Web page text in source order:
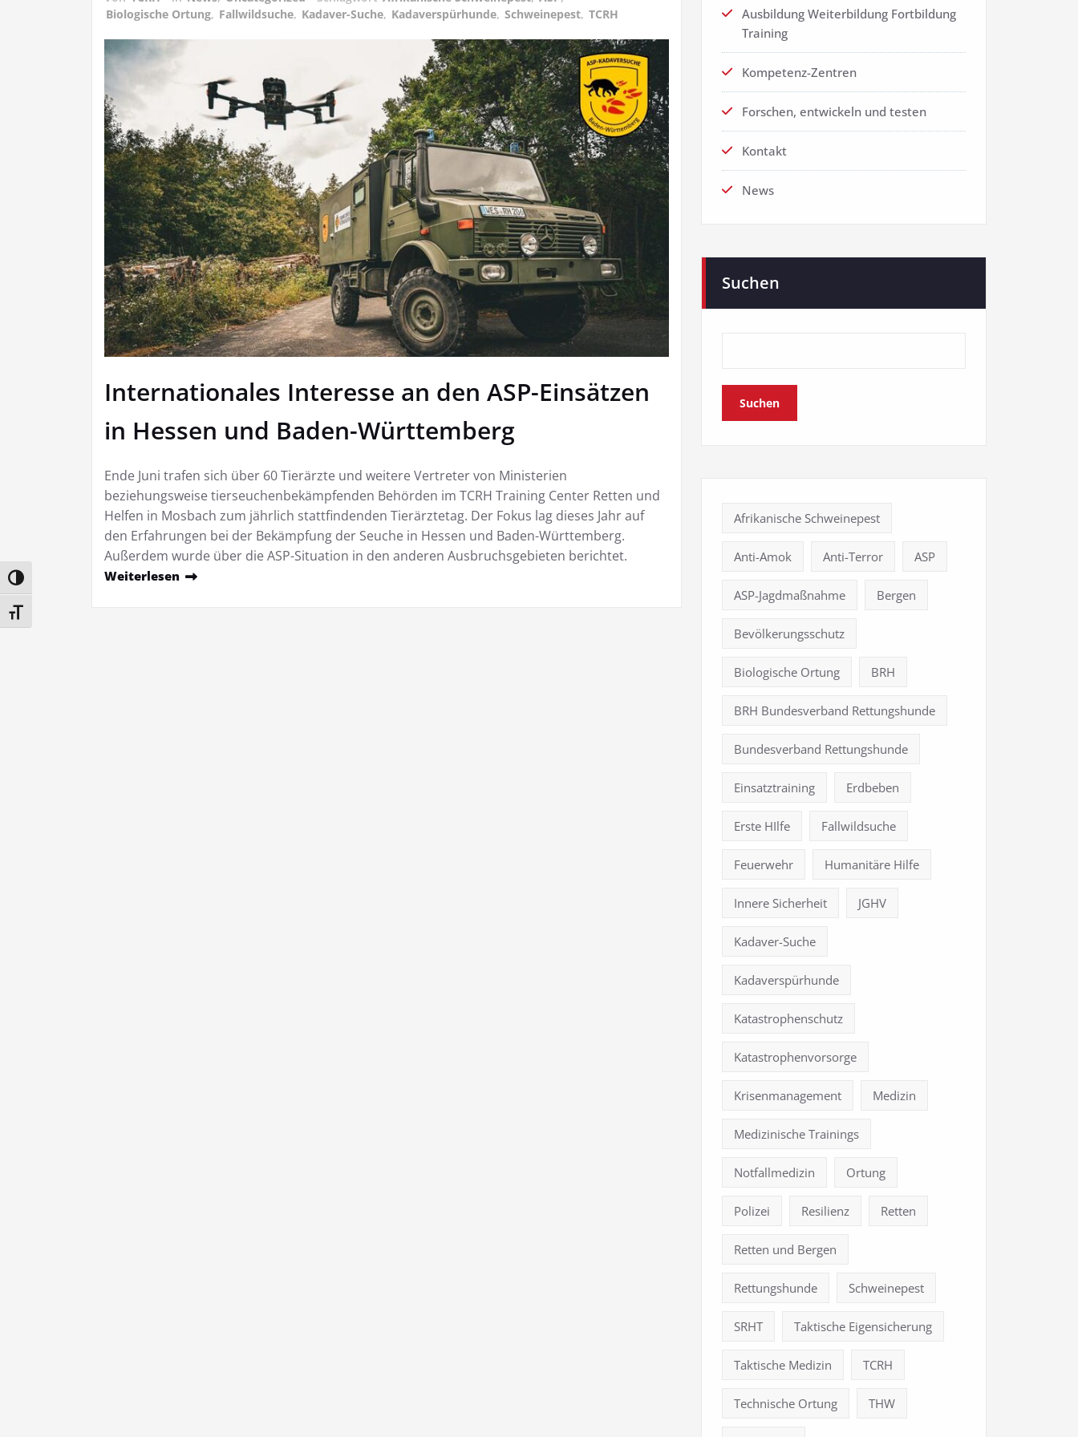
Umschalten auf hohe Kontraste
Schrift vergrößern
Biologische Ortung, Fallwildsuche, Kadaver-Suche, Kadaverspürhunde, Schweinepest, TCRH
Internationales Interesse an den ASP-Einsätzen
in Hessen und Baden-Württemberg
Ende Juni trafen sich über 60 Tierärzte und weitere Vertreter von Ministerien
beziehungsweise tierseuchenbekämpfenden Behörden im TCRH Training Center Retten und
Helfen in Mosbach zum jährlich stattfindenden Tierärztetag. Der Fokus lag dieses Jahr auf
den Erfahrungen bei der Bekämpfung der Seuche in Hessen und Baden-Württemberg.
Außerdem wurde über die ASP-Situation in den anderen Ausbruchsgebieten berichtet.
Weiterlesen
Ausbildung Weiterbildung Fortbildung
Training
Kompetenz-Zentren
Forschen, entwickeln und testen
Kontakt
News
Suchen
Suchen
Afrikanische Schweinepest
Anti-Amok Anti-Terror ASP
ASP-Jagdmaßnahme Bergen
Bevölkerungsschutz
Biologische Ortung BRH
BRH Bundesverband Rettungshunde
Bundesverband Rettungshunde
Einsatztraining Erdbeben
Erste HIlfe Fallwildsuche
Feuerwehr Humanitäre Hilfe
Innere Sicherheit JGHV
Kadaver-Suche
Kadaverspürhunde
Katastrophenschutz
Katastrophenvorsorge
Krisenmanagement Medizin
Medizinische Trainings
Notfallmedizin Ortung
Polizei Resilienz Retten
Retten und Bergen
Rettungshunde Schweinepest
SRHT Taktische Eigensicherung
Taktische Medizin TCRH
Technische Ortung THW